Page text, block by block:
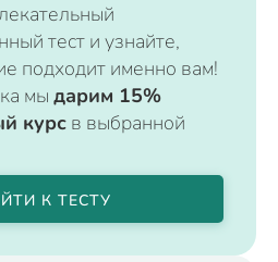
тест и узнайте,
подходит именно вам!
мы дарим 15%
курс в выбранной
К ТЕСТУ